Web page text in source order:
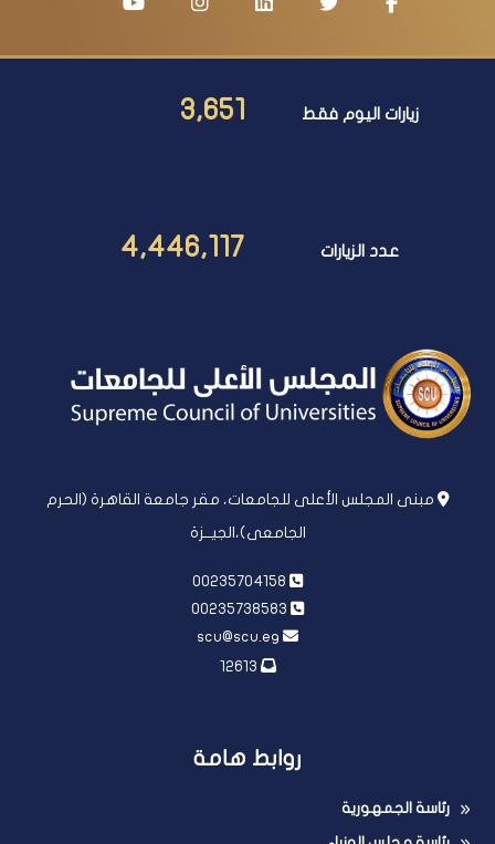
زيارات اليوم فقط 3,651
عدد الزيارات 4,446,117
مبنى المجلس الأعلى للجامعات، مقر جامعة القاهرة (الحرم
الجامعى)،الجيــزة
روابط هامة
رئاسة الجمهورية